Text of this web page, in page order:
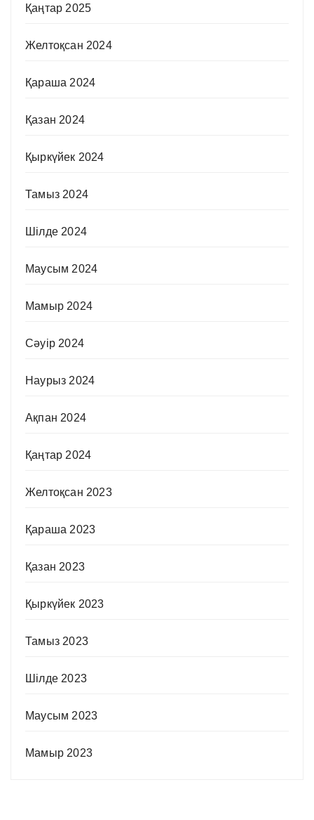
Қаңтар 2025
Желтоқсан 2024
Қараша 2024
Қазан 2024
Қыркүйек 2024
Тамыз 2024
Шілде 2024
Маусым 2024
Мамыр 2024
Сәуір 2024
Наурыз 2024
Ақпан 2024
Қаңтар 2024
Желтоқсан 2023
Қараша 2023
Қазан 2023
Қыркүйек 2023
Тамыз 2023
Шілде 2023
Маусым 2023
Мамыр 2023